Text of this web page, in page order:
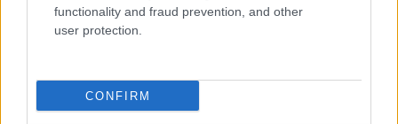
functionality and fraud prevention, and other
user protection.
CONFIRM
Juncadella Hamiltonról.
eurós büntetést róttak ki a verseny után, ebből
4000-et felfüggesztve.